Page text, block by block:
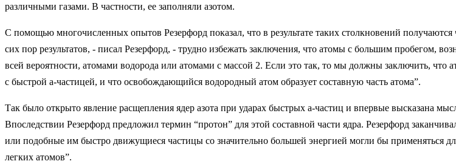
различными газами. В частности, ее заполняли азотом.
С помощью многочисленных опытов Резерфорд показал, что в результате таких столкновений
сих пор результатов, - писал Резерфорд, - трудно избежать заключения, что атомы с большим пробегом,
всей вероятности, атомами водорода или атомами с массой 2. Если это так, то мы должны заключить, что
с быстрой a-частицей, и что освобождающийся водородный атом образует составную часть атома”.
Так было открыто явление расщепления ядер азота при ударах быстрых a-частиц и впервые высказана
Впоследствии Резерфорд предложил термин “протон” для этой составной части ядра. Резерфорд
или подобные им быстро движущиеся частицы со значительно большей энергией могли бы применяться
легких атомов”.